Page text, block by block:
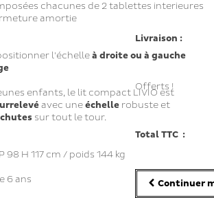
Livraison :
Offerts !
Total TTC :
Continuer
chacunes de 2 tablettes interieures
amortie
l'échelleà droite ou à gauche
enfants, le lit compact LIVIO est
avec uneéchellerobuste et
sur tout le tour.
98 H 117 cm / poids 144 kg
6 ans